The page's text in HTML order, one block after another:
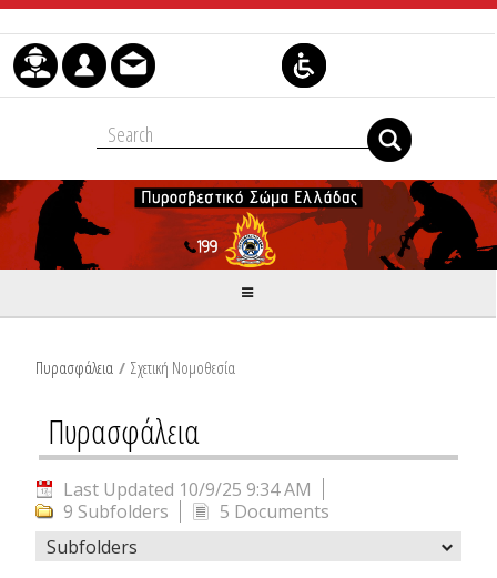
Skip to Content
Πυρασφάλεια / Σχετική Νομοθεσία
Πυρασφάλεια
Last Updated 10/9/25 9:34 AM
9 Subfolders
5 Documents
Subfolders